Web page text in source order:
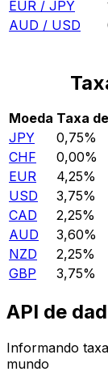
EUR / JPY
AUD / USD
Moeda Taxa
JPY
0,75%
CHF
0,00%
EUR
4,25%
USD
3,75%
CAD
2,25%
AUD
3,60%
NZD
2,25%
GBP
3,75%
API de
Informando
mundo